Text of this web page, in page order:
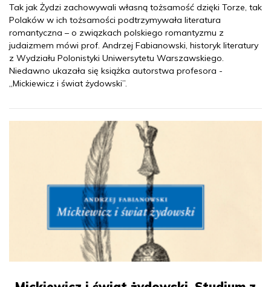
Tak jak Żydzi zachowywali własną tożsamość dzięki Torze, tak
Polaków w ich tożsamości podtrzymywała literatura
romantyczna – o związkach polskiego romantyzmu z
judaizmem mówi prof. Andrzej Fabianowski, historyk literatury
z Wydziału Polonistyki Uniwersytetu Warszawskiego.
Niedawno ukazała się książka autorstwa profesora -
„Mickiewicz i świat żydowski”.